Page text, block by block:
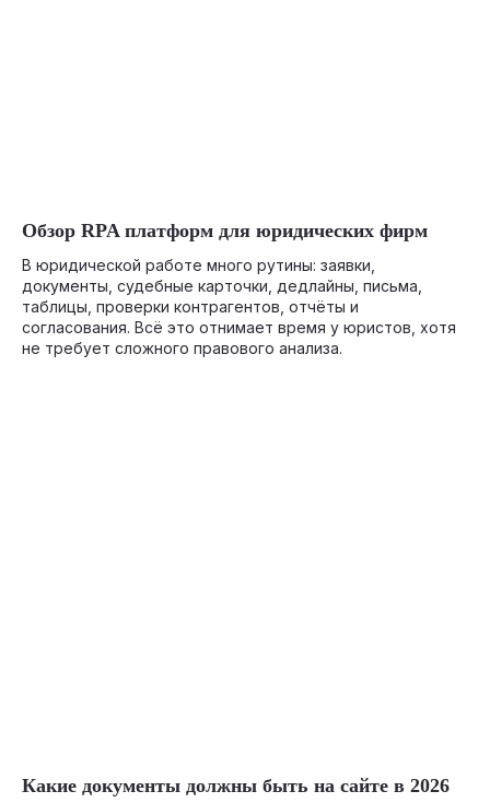
Обзор RPA платформ для юридических фирм
В юридической работе много рутины: заявки,
документы, судебные карточки, дедлайны, письма,
таблицы, проверки контрагентов, отчёты и
согласования. Всё это отнимает время у юристов, хотя
не требует сложного правового анализа.
Какие документы должны быть на сайте в 2026